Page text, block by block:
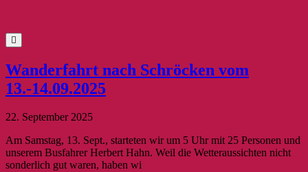
Wanderfahrt nach Schröcken vom
13.-14.09.2025
22. September 2025
Am Samstag, 13. Sept., starteten wir um 5 Uhr mit 25 Personen und
unserem Busfahrer Herbert Hahn. Weil die Wetteraussichten nicht
sonderlich gut waren, haben wi